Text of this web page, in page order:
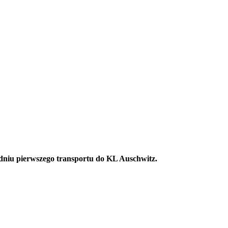
pierwszego transportu do KL Auschwitz.